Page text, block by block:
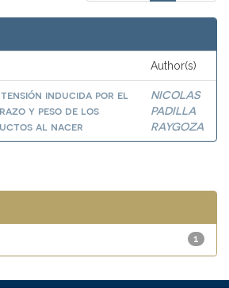
Author(s)
inducida por el
y peso de los
al nacer
NICOLAS
PADILLA
RAYGOZA
1